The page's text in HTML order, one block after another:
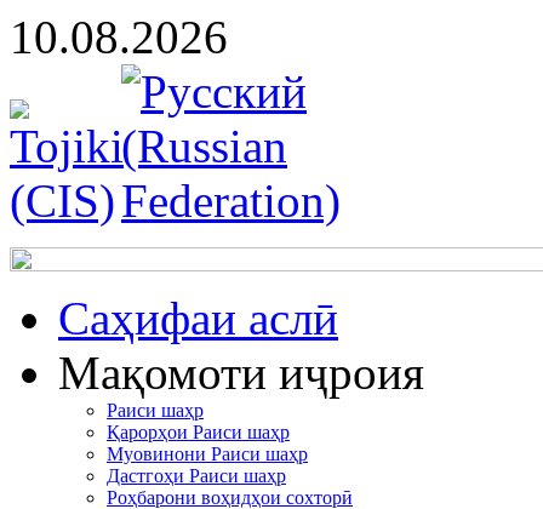
10.08.2026
Cаҳифаи аслӣ
Мақомоти иҷроия
Раиси шаҳр
Қарорҳои Раиси шаҳр
Муовинони Раиси шаҳр
Дастгоҳи Раиси шаҳр
Роҳбарони воҳидҳои сохторӣ